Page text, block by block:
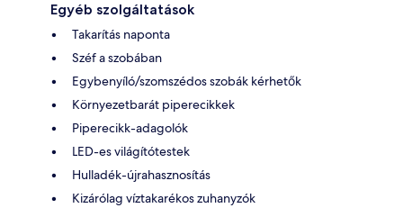
Egyéb szolgáltatások
Takarítás naponta
Széf a szobában
Egybenyíló/szomszédos szobák kérhetők
Környezetbarát piperecikkek
Piperecikk-adagolók
LED-es világítótestek
Hulladék-újrahasznosítás
Kizárólag víztakarékos zuhanyzók